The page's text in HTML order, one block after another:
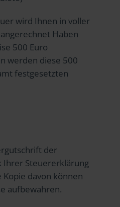
wird Ihnen in voller
Haben
500 Euro
werden diese 500
festgesetzten
der
Ihrer Steuererklärung
Kopie davon können
aufbewahren.